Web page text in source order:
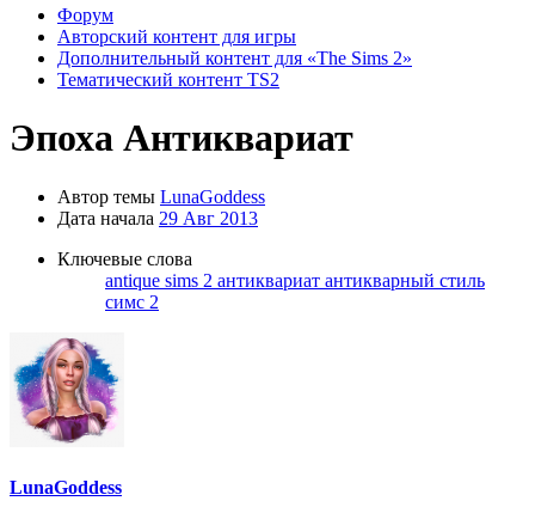
Форум
Авторский контент для игры
Дополнительный контент для «The Sims 2»
Тематический контент TS2
Эпоха Антиквариат
Автор темы LunaGoddess
Дата начала 29 Авг 2013
Ключевые слова
antique sims 2 антиквариат антикварный стиль
симс 2
LunaGoddess